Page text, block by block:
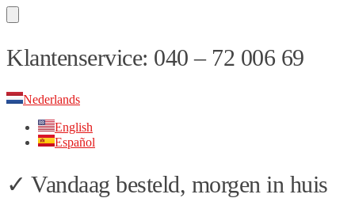
Skip
to
Skip
to
Klantenservice: 040 – 72 006 69
Nederlands
English
Español
✓ Vandaag besteld, morgen in huis